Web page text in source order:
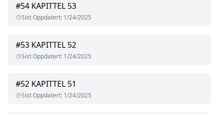
#54 KAPITTEL 53
Sist Oppdatert: 1/24/2025
#53 KAPITTEL 52
Sist Oppdatert: 1/24/2025
#52 KAPITTEL 51
Sist Oppdatert: 1/24/2025